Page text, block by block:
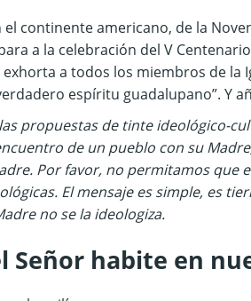
el continente americano, de la
a la celebración del V
exhorta a todos los miembros de la
espíritu guadalupano”. Y
propuestas de tinte ideológico-
de un pueblo con su
Por favor, no permitamos que
El mensaje es simple, es
no se la ideologiza.
Señor habite en